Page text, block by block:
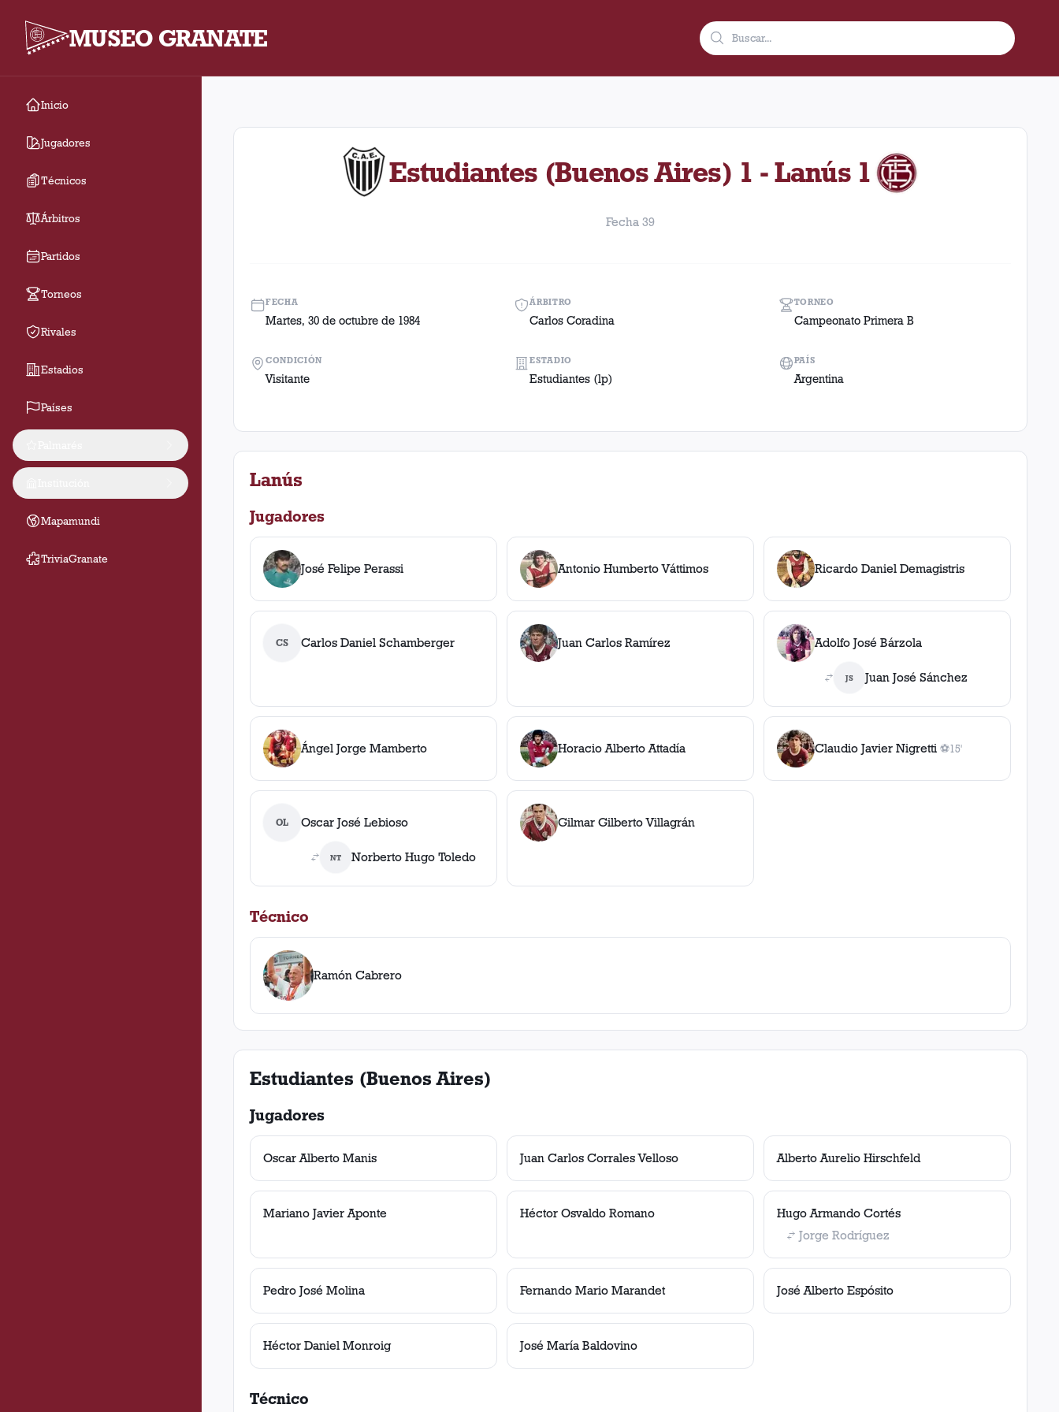
MUSEO GRANATE
Inicio
Jugadores
Técnicos
Árbitros
Partidos
Torneos
Rivales
Estadios
Países
Mapamundi
TriviaGranate
Fecha 39. Partido entre Lanús y Estudiantes (Buenos Aires) disputado el Martes, 30 de octubre de 1984 como visitante en el estadio Estudiantes (lp)
Estudiantes (Buenos Aires) 1 - Lanús 1
Fecha 39
FECHA
Martes, 30 de octubre de 1984
ÁRBITRO
Carlos Coradina
TORNEO
Campeonato Primera B
CONDICIÓN
Visitante
ESTADIO
Estudiantes (lp)
PAÍS
Argentina
Lanús
Jugadores
José Felipe Perassi Antonio Humberto Váttimos Ricardo Daniel Demagistris
CS Carlos Daniel Schamberger Juan Carlos Ramírez Adolfo José Bárzola
JS Juan José Sánchez
Ángel Jorge Mamberto Horacio Alberto Attadía Claudio Javier Nigretti ⚽
1gol
15'
OL Oscar José Lebioso
NT Norberto Hugo Toledo
Gilmar Gilberto Villagrán
Técnico
Ramón Cabrero
Estudiantes (Buenos Aires)
Jugadores
Oscar Alberto Manis Juan Carlos Corrales Velloso Alberto Aurelio Hirschfeld
Mariano Javier Aponte Héctor Osvaldo Romano
Hugo Armando Cortés
Jorge Rodríguez
Pedro José Molina Fernando Mario Marandet José Alberto Espósito
Héctor Daniel Monroig José María Baldovino
Técnico